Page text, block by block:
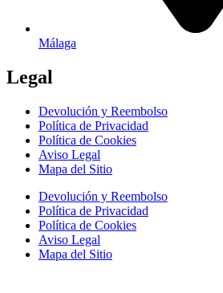
Málaga
Legal
Devolución y Reembolso
Política de Privacidad
Política de Cookies
Aviso Legal
Mapa del Sitio
Devolución y Reembolso
Política de Privacidad
Política de Cookies
Aviso Legal
Mapa del Sitio